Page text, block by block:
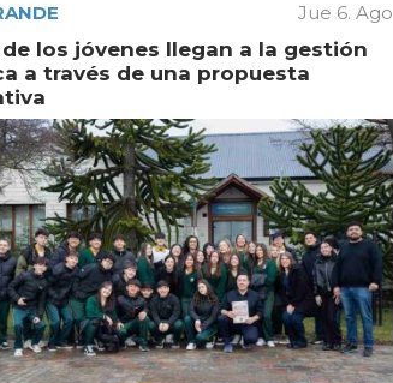
Jue 6. Ago
de los jóvenes llegan a la gestión
a través de una propuesta